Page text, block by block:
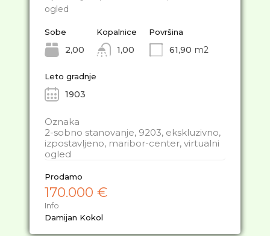
ogled
Sobe
2,00
Kopalnice
1,00
Površina
61,90 m2
Leto gradnje
1903
Oznaka
2-sobno stanovanje, 9203, ekskluzivno,
izpostavljeno, maribor-center, virtualni
ogled
Prodamo
170.000 €
Info
Damijan Kokol